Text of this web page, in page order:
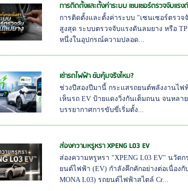
การติดตั้งและตั้งค่าระบบ เซนเซอร์ตรวจจับแร
การติดตั้งและตั้งค่าระบบ "เซนเซอร์ตรว
สูงสุด ระบบตรวจจับแรงดันลมยาง หรือ
หนึ่งในอุปกรณ์ความปลอด...
เช่ารถไฟฟ้า ขับคุ้มจริงไหม?
ช่วงปีสองปีมานี้ กระแสรถยนต์พลังงานไฟ
เห็นรถ EV ป้ายแดงวิ่งกันเต็มถนน จนหลา
บรรยากาศการขับขี่เริ่มตั้ง...
ส่องความหรูหรา XPENG L03 EV
ส่องความหรูหรา "XPENG L03 EV" นวั
ยนต์ไฟฟ้า (EV) กำลังคึกคักอย่างต่อเนื่องกั
MONA L03) รถยนต์ไฟฟ้าสไตล์ Cr...